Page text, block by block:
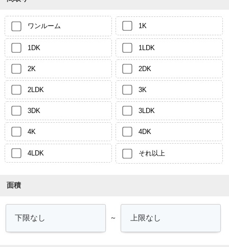
ワンルーム 1K
1DK 1LDK
2K 2DK
2LDK 3K
3DK 3LDK
4K 4DK
4LDK それ以上
面積
～